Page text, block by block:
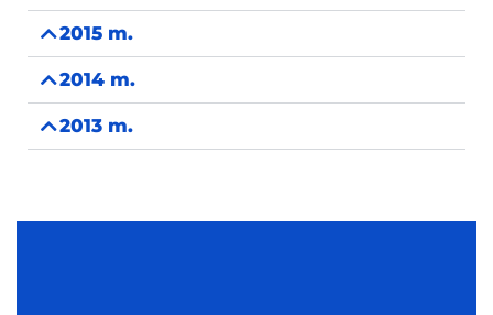
2015 m.
2014 m.
2013 m.